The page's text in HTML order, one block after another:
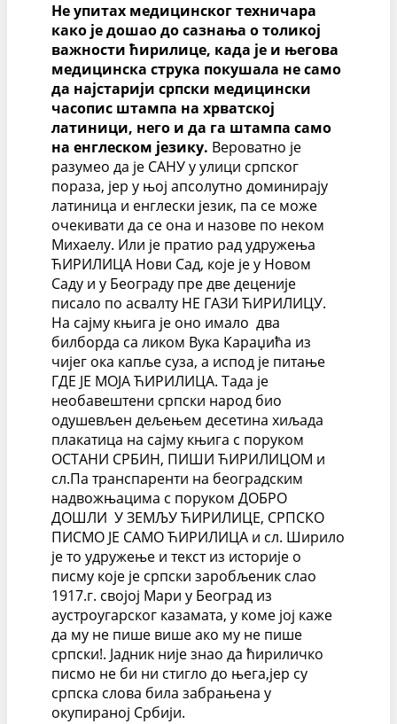
Не упитах медицинског техничара
како је дошао до сазнања о толикој
важности ћирилице, када је и његова
медицинска струка покушала не само
да најстарији српски медицински
часопис штампа на хрватској
латиници, него и да га штампа само
на енглеском језику. Вероватно је
разумео да је САНУ у улици српског
пораза, јер у њој апсолутно доминирају
латиница и енглески језик, па се може
очекивати да се она и назове по неком
Михаелу. Или је пратио рад удружења
ЋИРИЛИЦА Нови Сад, које је у Новом
Саду и у Београду пре две деценије
писало по асвалту НЕ ГАЗИ ЋИРИЛИЦУ.
На сајму књига је оно имало два
билборда са ликом Вука Караџића из
чијег ока капље суза, а испод је питање
ГДЕ ЈЕ МОЈА ЋИРИЛИЦА. Тада је
необавештени српски народ био
одушевљен дељењем десетина хиљада
плакатица на сајму књига с поруком
ОСТАНИ СРБИН, ПИШИ ЋИРИЛИЦОМ и
сл.Па транспаренти на београдским
надвожњацима с поруком ДОБРО
ДОШЛИ У ЗЕМЉУ ЋИРИЛИЦЕ, СРПСКО
ПИСМО ЈЕ САМО ЋИРИЛИЦА и сл. Ширило
је то удружење и текст из историје о
писму које је српски заробљеник слао
1917.г. својој Мари у Београд из
аустроугарског казамата, у коме јој каже
да му не пише више ако му не пише
српски!. Јадник није знао да ћириличко
писмо не би ни стигло до њега,јер су
српска слова била забрањена у
окупираној Србији.